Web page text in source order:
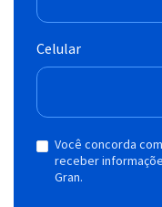
Celular
Você concorda
receber
Gran.